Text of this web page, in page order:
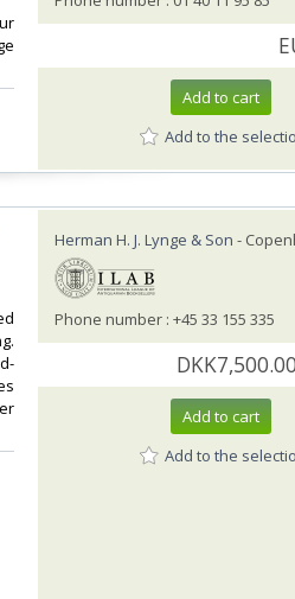
Add to cart
Add to the
Herman H. J. Lynge & Son -
Phone number : +45 33 155 335
DKK7,500.00
Add to cart
Add to the